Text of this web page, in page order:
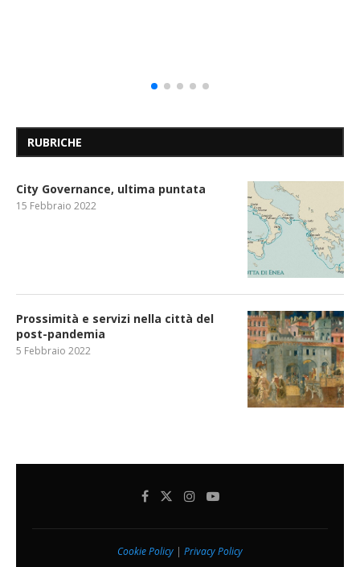
RUBRICHE
City Governance, ultima puntata
15 Febbraio 2022
Prossimità e servizi nella città del
post-pandemia
5 Febbraio 2022
Cookie Policy | Privacy Policy